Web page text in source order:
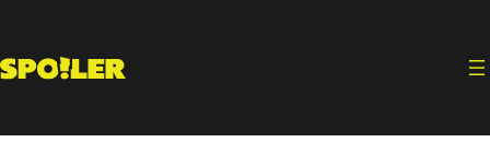
contenido